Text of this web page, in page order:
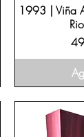
1993 | Viña